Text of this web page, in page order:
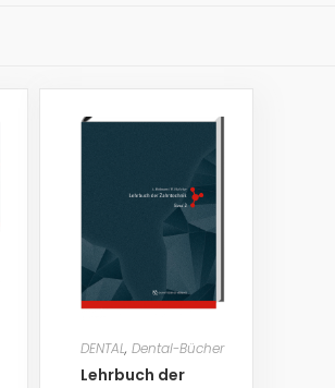
DENTAL, Dental-Bücher
Lehrbuch der